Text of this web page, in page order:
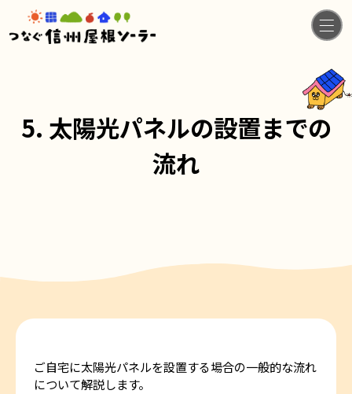
5. 太陽光パネルの設置までの
流れ
ご自宅に太陽光パネルを設置する場合の一般的な流れ
について解説します。